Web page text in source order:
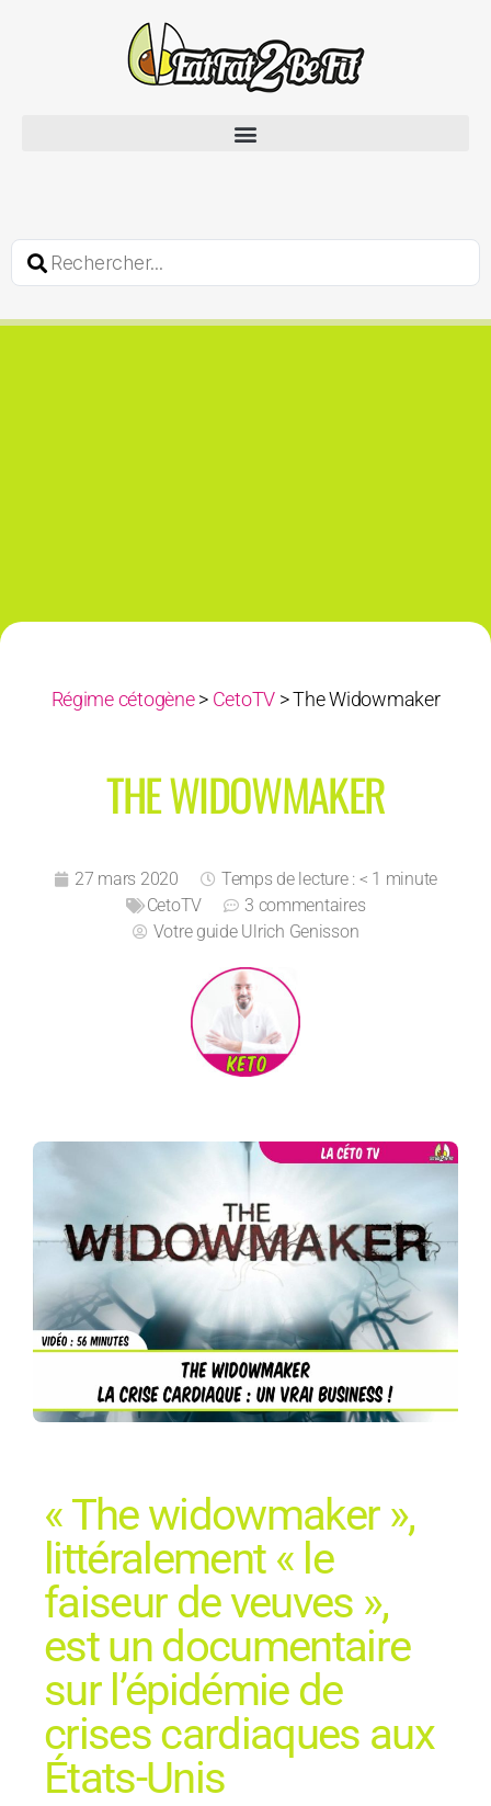
Régime cétogène> CetoTV >The Widowmaker
THE WIDOWMAKER
27 mars 2020
Temps de lecture : < 1 minute
CetoTV
3 commentaires
Votre guideUlrich Genisson
« The widowmaker »,
littéralement « le
faiseur de veuves »,
est un documentaire
sur l’épidémie de
crises cardiaques aux
États-Unis